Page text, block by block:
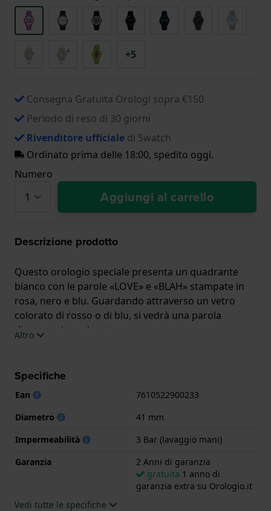
+5
Consegna Gratuita Orologi sopra €150
Periodo di reso di 30 giorni
Rivenditore ufficiale di Swatch
Ordinato prima delle 18:00, spedito oggi.
Numero
Aggiungi al carrello
Descrizione prodotto
Questo orologio speciale presenta un quadrante
bianco con le parole «LOVE» e «BLAH» stampate in
rosa, nero e blu. Guardando attraverso un vetro
colorato di rosso o di blu, si vedrà una parola
diversa sul quadrante.
origine biologica con un diametro di 41 mm ed è
dotato di un cinturino in gomma. All'interno della
cassa si trova un movimento di ETA e l'orologio è
dotato di un cristallo di Acrilico.
L'orologio è impermeabile a 3ATM. Questo significa
che l'orologio è impermeabile agli spruzzi. L'orologio
è fornito con 2 Anni di garanzia.
.
Altro
Specifiche
Ean
7610522900233
Diametro
41 mm
Impermeabilità
3 Bar (lavaggio mani)
Garanzia
2 Anni di garanzia
gratuita 1 anno di
garanzia extra su Orologio.it
Vedi tutte le specifiche